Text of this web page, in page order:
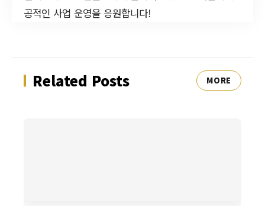
공적인 사업 운영을 응원합니다!
Related Posts MORE